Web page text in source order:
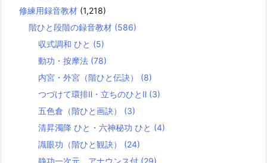
修練用録音教材 (1,218)
階ひと段階の録音教材 (586)
収式調和 ひと (5)
動功・按摩法 (78)
内宮・外宮（階ひと伝訣） (8)
つづけて環排Ⅱ・立ちのひとⅡ (3)
五色倉（階ひと画訣） (3)
清昇濁降 ひと・六神秘功 ひと (4)
識眼功（階ひと観訣） (24)